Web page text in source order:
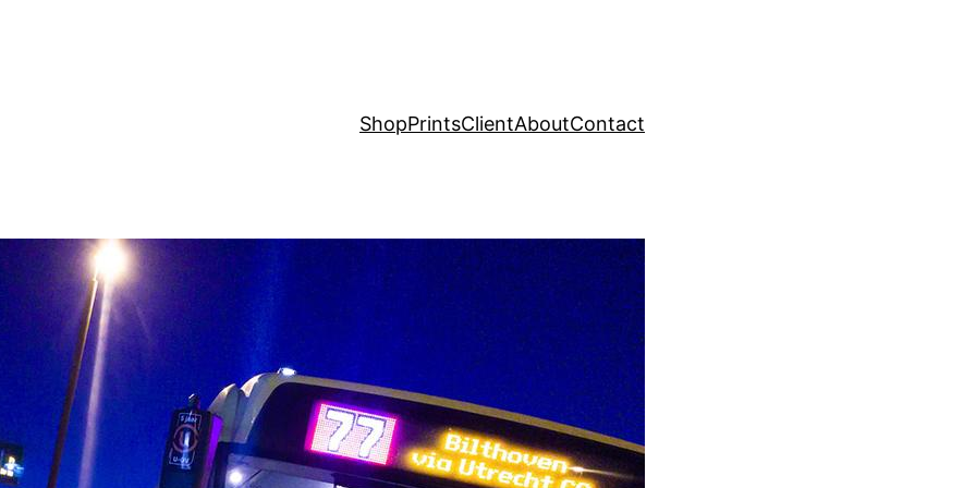
ShopPrintsClientAboutContact